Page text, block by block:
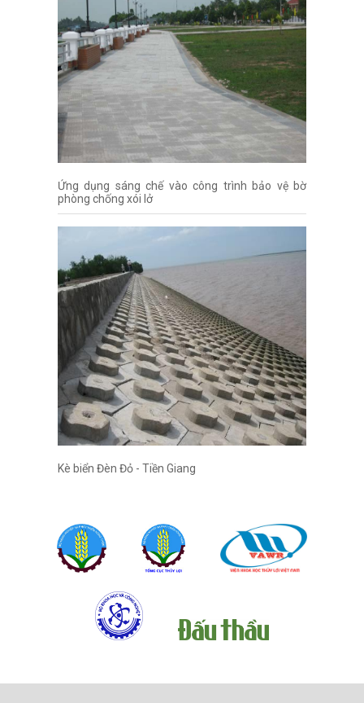
Ứng dụng sáng chế vào công trình bảo vệ bờ
phòng chống xói lở
Kè biển Đèn Đỏ - Tiền Giang